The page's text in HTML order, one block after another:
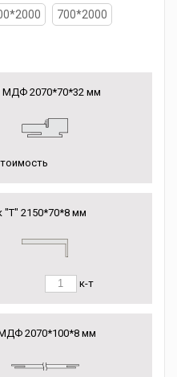
700*2000
МДФ 2070*70*32 мм
"Т" 2150*70*8 мм
к-т
2070*100*8 мм